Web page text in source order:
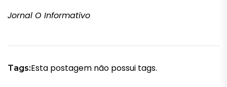
Jornal O Informativo
Tags:Esta postagem não possui tags.